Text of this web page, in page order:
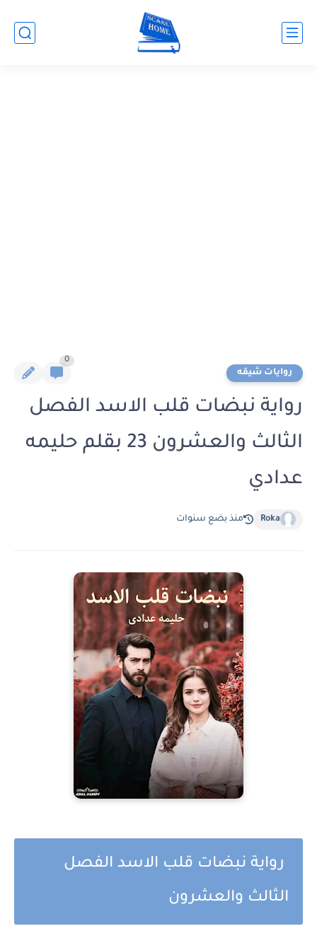
روايات شيقه
0
رواية نبضات قلب الاسد الفصل
الثالث والعشرون 23 بقلم حليمه
عدادي
Roka منذ بضع سنوات
رواية نبضات قلب الاسد الفصل
الثالث والعشرون